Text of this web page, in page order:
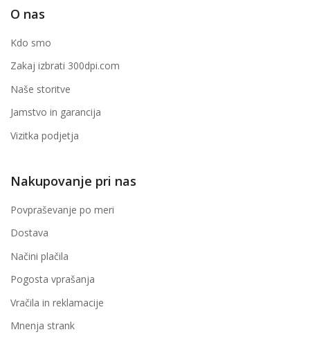
O nas
Kdo smo
Zakaj izbrati 300dpi.com
Naše storitve
Jamstvo in garancija
Vizitka podjetja
Nakupovanje pri nas
Povpraševanje po meri
Dostava
Načini plačila
Pogosta vprašanja
Vračila in reklamacije
Mnenja strank